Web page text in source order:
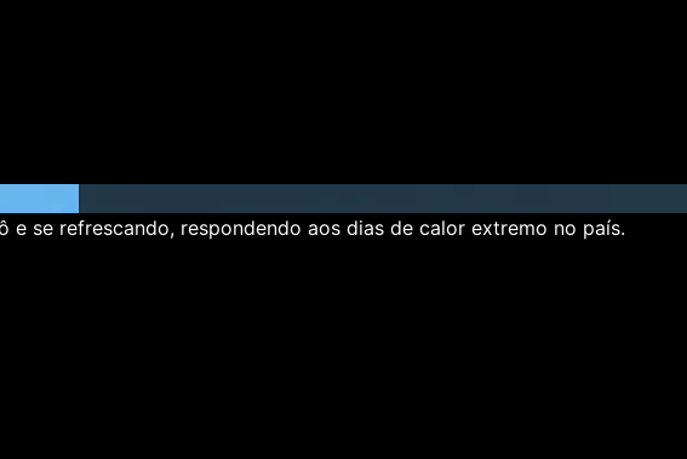
se refrescando, respondendo aos dias de calor extremo no país.